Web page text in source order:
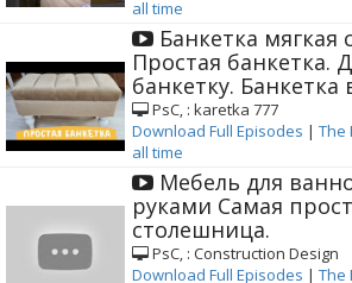
all time
Банкетка
Простая банкетка.
банкетку. Банкетка
РѕС‚ : karetka 777
Download Full Episodes | The
all time
Мебель для
руками Самая
столешница.
РѕС‚ : Construction Design
Download Full Episodes | The